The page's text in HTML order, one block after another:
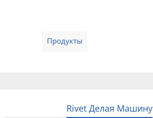
Продукты
Rivet Делая Машину